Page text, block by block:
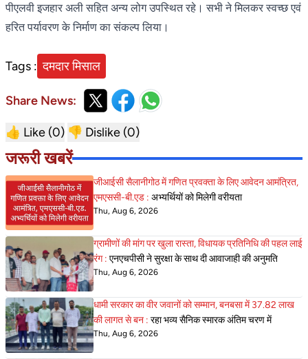
पीएलवी इजहार अली सहित अन्य लोग उपस्थित रहे। सभी ने मिलकर स्वच्छ एवं
हरित पर्यावरण के निर्माण का संकल्प लिया।
Tags : दमदार मिसाल
Share News:
👍 Like (0) 👎 Dislike (0)
जरूरी खबरें
जीआईसी सैलानीगोठ में गणित प्रवक्ता के लिए आवेदन आमंत्रित,
एमएससी-बी.एड : अभ्यर्थियों को मिलेगी वरीयता
Thu, Aug 6, 2026
ग्रामीणों की मांग पर खुला रास्ता, विधायक प्रतिनिधि की पहल लाई
रंग : एनएचपीसी ने सुरक्षा के साथ दी आवाजाही की अनुमति
Thu, Aug 6, 2026
धामी सरकार का वीर जवानों को सम्मान, बनबसा में 37.82 लाख
की लागत से बन : रहा भव्य सैनिक स्मारक अंतिम चरण में
Thu, Aug 6, 2026